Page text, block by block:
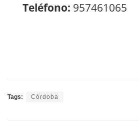
Teléfono: 957461065
Tags: Córdoba